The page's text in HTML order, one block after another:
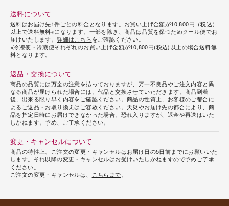
送料について
送料はお届け先1件ごとの料金となります。お買い上げ金額が10,800円（税込）
以上で送料無料※になります。一部を除き、商品は品質を保つためクール便でお
届けいたします。詳細はこちらをご確認ください。
※冷凍便・冷蔵便それぞれのお買い上げ金額が10,800円(税込)以上の場合送料無
料となります。
返品・交換について
商品の品質には万全の注意を払っておりますが、万一不良品やご注文内容と異
なる商品が届けられた場合には、代品と交換させていただきます。商品到着
後、出来る限り早く内容をご確認ください。商品の性質上、お客様のご都合に
よるご返品・お取り換えはご容赦ください。天災やお届け先の都合により、商
品を指定日時にお届けできなかった場合、恐れ入りますが、返金や再送はいた
しかねます。予め、ご了承ください。
変更・キャンセルについて
商品の特性上、ご注文の変更・キャンセルはお届け日の5日前までにお願いいた
します。それ以降の変更・キャンセルはお受けいたしかねますので予めご了承
ください。
ご注文の変更・キャンセルは、
こちらまで